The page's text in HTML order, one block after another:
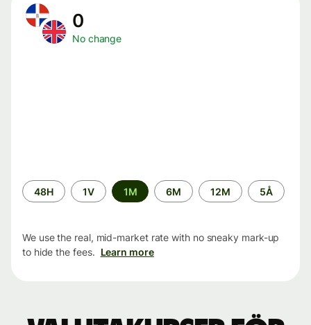
0
No change
Time
period
48H 1V 1M 6M 12M 5Å
We use the real, mid-market rate with no sneaky mark-up
to hide the fees. Learn more